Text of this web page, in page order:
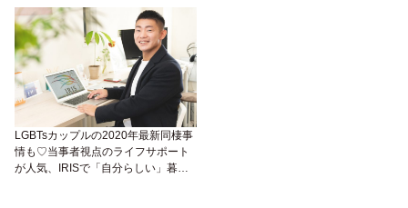
LGBTsカップルの2020年最新同棲事
情も♡当事者視点のライフサポート
が人気、IRISで「自分らしい」暮ら